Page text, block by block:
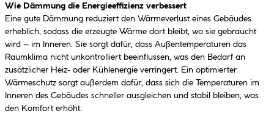
Wie Dämmung die Energieeffizienz verbessert
Eine gute Dämmung reduziert den Wärmeverlust eines Gebäudes
erheblich, sodass die erzeugte Wärme dort bleibt, wo sie gebraucht
wird – im Inneren. Sie sorgt dafür, dass Außentemperaturen das
Raumklima nicht unkontrolliert beeinflussen, was den Bedarf an
zusätzlicher Heiz- oder Kühlenergie verringert. Ein optimierter
Wärmeschutz sorgt außerdem dafür, dass sich die Temperaturen im
Inneren des Gebäudes schneller ausgleichen und stabil bleiben, was
den Komfort erhöht.